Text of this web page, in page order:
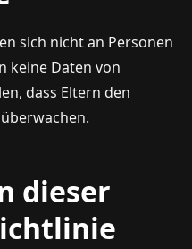
sich nicht an Personen
keine Daten von
dass Eltern den
dieser